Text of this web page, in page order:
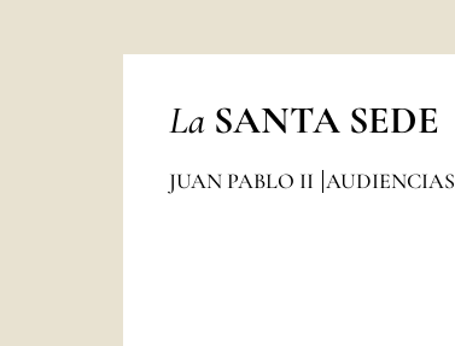
La SANTA SEDE
JUAN PABLO II AUDIENCIAS